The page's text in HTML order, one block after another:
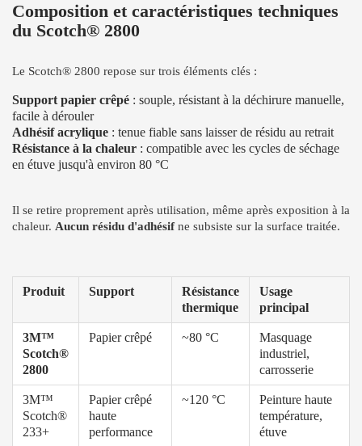
Composition et caractéristiques techniques
du Scotch® 2800
Le Scotch® 2800 repose sur trois éléments clés :
Support papier crêpé : souple, résistant à la déchirure manuelle,
facile à dérouler
Adhésif acrylique : tenue fiable sans laisser de résidu au retrait
Résistance à la chaleur : compatible avec les cycles de séchage
en étuve jusqu'à environ 80 °C
Il se retire proprement après utilisation, même après exposition à la
chaleur. Aucun résidu d'adhésifne subsiste sur la surface traitée.
Produit Support
Résistance
thermique
Usage
principal
3M™
Scotch®
2800
Papier crêpé ~80 °C
Masquage
industriel,
carrosserie
3M™
Scotch®
233+
Papier crêpé
haute
performance
~120 °C
Peinture haute
température,
étuve